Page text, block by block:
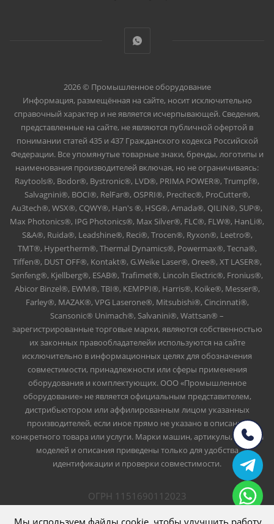
2026 © Промышленное оборудование
Информация, размещённая на сайте, носит исключительно
справочный характер и не является исчерпывающей. Сведения,
представленные на сайте, не являются публичной офертой в
понимании статей 435 и 437 Гражданского кодекса Российской
Федерации. Все упомянутые товарные знаки, бренды, логотипы и
наименования производителей включая, но не ограничиваясь:
Raytools®, Bodor®, Bystronic®, LVD®, PRIMA POWER®, Trumpf®,
Salvagnini®, BOCI®, RelFar®, OSPRI®, Precitec®, ProCutter®,
Au3tech®, WSX®, CQWY®, Han's ®, HSG®, Amada®, QILIN®, SUP®,
Max Photonics®, IPG Photonics®, Max Silver®, FLC®, FLW®, HanLi®,
S&A®, Ruida®, Leadshine®, Reci®, Trocen®, Ryxon®, Leetro®,
TMT®, Hypertherm®, Thermal Dynamics®, Powermax®, Tecna®,
Tiffen®, DUST OFF®, Kontakt®, G.Weike Laser®, Oree®, XT LASER®,
Senfeng®, Kjellberg®, ESAB®, Trafimet®, Lincoln Electric®, Fronius®,
Abicor Binzel®, EWM®, TBI®, KEMPPI®, Harris®, Koike®, Messer®,
Farley®, MAZAK®, VPG Laserone®, Mitsubishi®, Cincinnati®,
Scansonic® Unimach®, Salvanini®, Wattsan® –
зарегистрированные торговые марки, являются собственностью
их законных правообладателейи используются на сайте
исключительно в информационных целях для обозначения
совместимости, принадлежности или сферы применения
оборудования и комплектующих. ООО «Промышленное
оборудование» не является официальным представителем,
дистрибьютором или аффилированным лицом указанных
производителей, если иное прямо не указано в описании
конкретного товара или услуги. Марки машин, артикулы, номера
моделей и описания приведены только для удобства
идентификации и проверки совместимости.
ОГРН 1151690112023
ИНН 1661047426
ООО Промышленное оборудование
Мы используем файлы cookie, чтобы улучшить работу